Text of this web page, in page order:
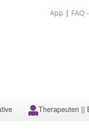
App | FAQ
Therapeuten ||